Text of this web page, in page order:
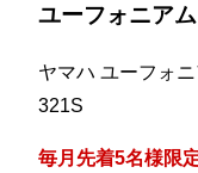
ユーフォニア
ヤマハ ユーフォ
321S
毎月先着5名様限